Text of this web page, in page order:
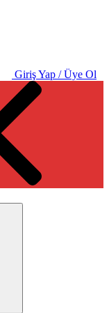
Giriş Yap / Üye Ol